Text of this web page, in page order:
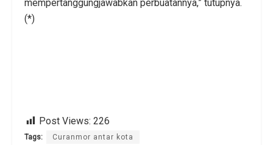
mempertanggungjawabkan perbuatannya,” tutupnya.
(*)
Post Views: 226
Tags: Curanmor antar kota